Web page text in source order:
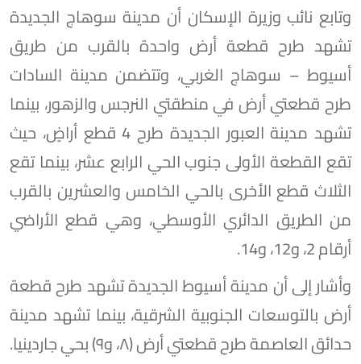
وتابع نائب وزيرة الإسكان أن مدينة سوهاج الجديدة
تشهد طرح قطعة أرض واحدة بالقرب من طريق
أسيوط – سوهاج الغربي، وتتضمن مدينة السادات
طرح قطعتي أرض في منطقتي النرجس والزهور، بينما
تشهد مدينة العبور الجديدة طرح 4 قطع أراضٍ، حيث
تقع القطعة الأولى جنوب الحي الرابع عشر، بينما تقع
الثلاث قطع الأخرى بالحي الخامس والعشرين بالقرب
من الطريق الدائري الأوسطي، وهي قطع الأراضي
أرقام 2، و12، و14.
وأشار إلى أن مدينة أسيوط الجديدة تشهد طرح قطعة
أرض بالتوسعات الجنوبية الشرقية، بينما تشهد مدينة
حدائق العاصمة طرح قطعتي أرض (٨، و٩) بحي جاردينيا.